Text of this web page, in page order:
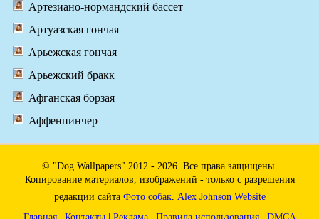
Артезиано-нормандский бассет
Артуазская гончая
Арьежская гончая
Арьежский бракк
Афганская борзая
Аффенпинчер
© "Dog Wallpapers" 2012 - 2026. Все права защищены.
Копирование материалов, изображений - только с разрешения
редакции сайта Фото собак. Alex Johnson Website